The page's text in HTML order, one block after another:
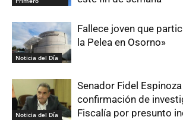
Noticia del Día
Fallece joven que
la Pelea en Osorno»
Noticia del Día
Senador Fidel
confirmación de
Fiscalía por presunto